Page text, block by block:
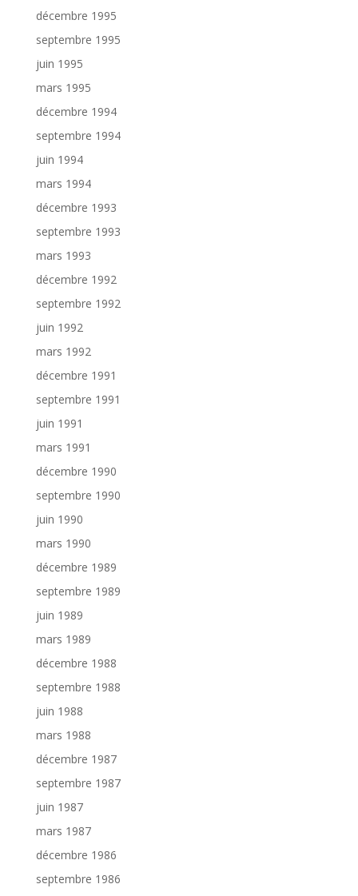
décembre 1995
septembre 1995
juin 1995
mars 1995
décembre 1994
septembre 1994
juin 1994
mars 1994
décembre 1993
septembre 1993
mars 1993
décembre 1992
septembre 1992
juin 1992
mars 1992
décembre 1991
septembre 1991
juin 1991
mars 1991
décembre 1990
septembre 1990
juin 1990
mars 1990
décembre 1989
septembre 1989
juin 1989
mars 1989
décembre 1988
septembre 1988
juin 1988
mars 1988
décembre 1987
septembre 1987
juin 1987
mars 1987
décembre 1986
septembre 1986